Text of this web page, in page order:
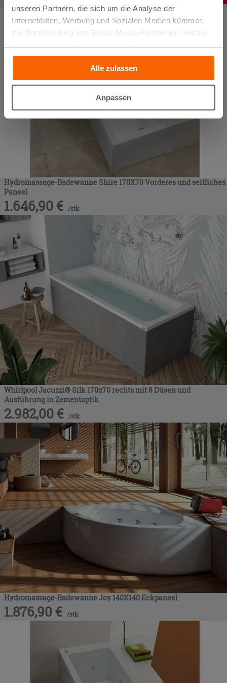
unseren Partnern, die sich um die Analyse der
Internetdaten, Werbung und Sozialen Medien kümmer,
zur Bereitstellung von Social-Media-Funktionen und zur
anderen Informationen, die Sie ihnen geliefert haben oder
die sie aufgrund Ihrer Verwendung ihrer Dienste
gesammelt haben, kombinieren. Falls Sie mehr wissen
möchten oder Ihre Zustimmung zu allen oder einigen
Zustimmung kann durch Klicken auf die Schaltfläche
„Cookies akzeptieren“ gegeben werden. Wenn Sie auf
die Schaltfläche "X" klicken, können Sie das Surfen erst
nach der Installation der technischen Cookies fortsetzen.
Alle zulassen
Anpassen
Hydromassage-Badewanne Shire 170X70 Vorderes und seitliches
Paneel
1.646,90 € /stk
Whirlpool Jacuzzi® Silk 170x70 rechts mit 8 Düsen und
Ausführung in Zementoptik
2.982,00 € /stk
Hydromassage-Badewanne Joy 140X140 Eckpaneel
1.876,90 € /stk